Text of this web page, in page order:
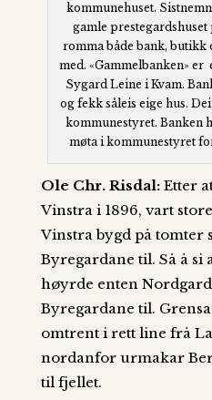
kommunehuset.
gamle
romma både bank,
med. «Gammelbanken»
Sygard Leine i Kvam.
og fekk såleis eige hus.
kommunestyret. Banken
møta i kommunestyret
Ole Chr. Risdal:Etter
Vinstra i 1896, vart
Vinstra bygd på tomter
Byregardane til. Så å si
høyrde enten
Byregardane til.
omtrent i rett line frå
nordanfor urmakar
til fjellet.